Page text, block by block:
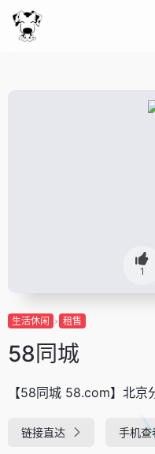
1
生活休闲 租售
58同城
【58同城 58.com】北
链接直达 手机查